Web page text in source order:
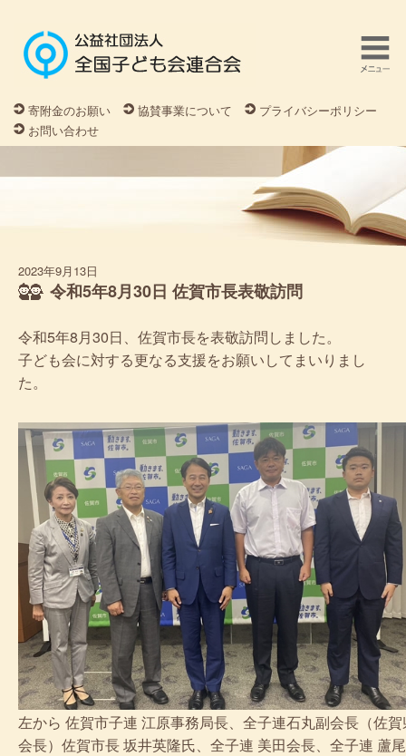
寄附金のお願い 協賛事業について
プライバシーポリシー
お問い合わせ
2023年9月13日
令和5年8月30日 佐賀市長表敬訪問
令和5年8月30日、佐賀市長を表敬訪問しました。
子ども会に対する更なる支援をお願いしてまいりまし
た。
左から 佐賀市子連 江原事務局長、全子連石丸副会長（佐
会長）佐賀市長 坂井英隆氏、全子連 美田会長、全子連 蘆